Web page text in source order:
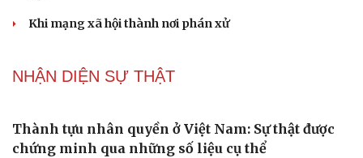
Khi mạng xã hội thành nơi phán xử
NHẬN DIỆN SỰ THẬT
Thành tựu nhân quyền ở Việt Nam: Sự thật được
chứng minh qua những số liệu cụ thể